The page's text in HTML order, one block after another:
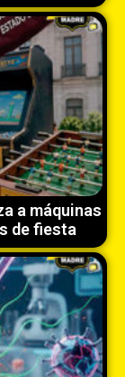
a máquinas
de fiesta